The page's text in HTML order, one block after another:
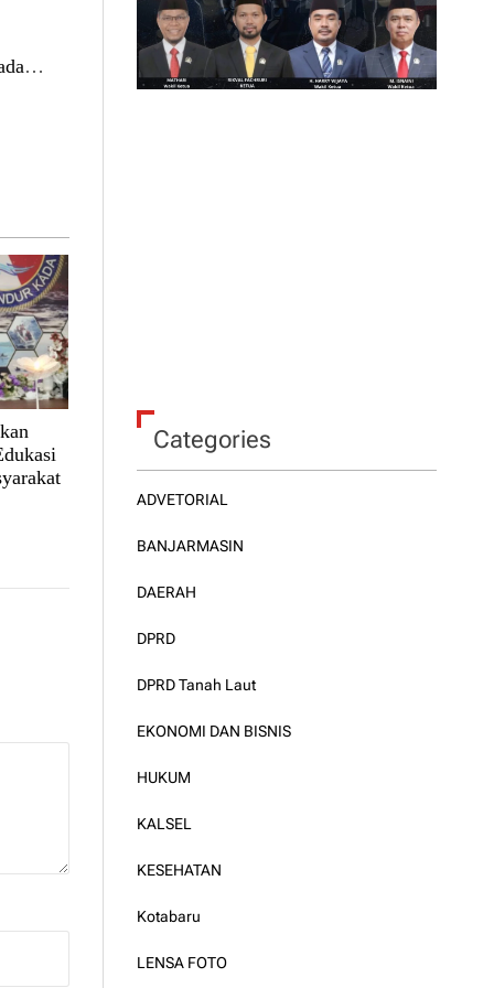
Categories
ADVETORIAL
BANJARMASIN
DAERAH
DPRD
DPRD Tanah Laut
EKONOMI DAN BISNIS
HUKUM
KALSEL
KESEHATAN
Kotabaru
LENSA FOTO